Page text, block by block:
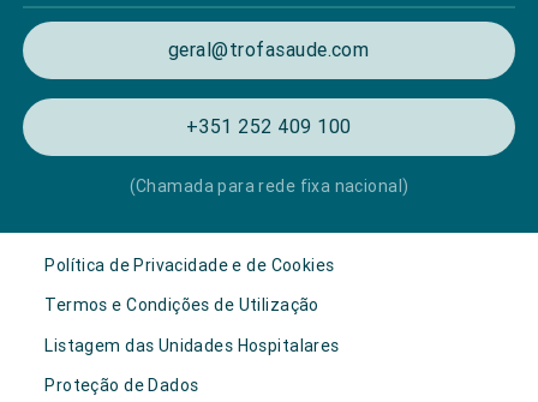
geral@trofasaude.com
+351 252 409 100
(Chamada para rede fixa nacional)
Política de Privacidade e de Cookies
Termos e Condições de Utilização
Listagem das Unidades Hospitalares
Proteção de Dados